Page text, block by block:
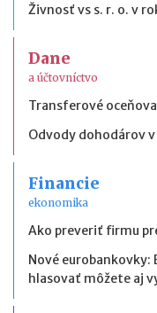
Živnosť vs s. r. o. v
Dane
a účtovníctvo
Transferové
Odvody dohodárov
Financie
ekonomika
Ako preveriť firmu
Nové eurobankovky:
hlasovať môžete aj